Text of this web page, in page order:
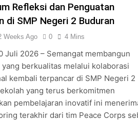
Refleksi dan Penguatan
di SMP Negeri 2 Buduran
Weeks Ago 0 4 Mins
Juli 2026 – Semangat membangun
berkualitas melalui kolaborasi
kembali terpancar di SMP Negeri 2
yang terus berkomitmen
pembelajaran inovatif ini
terakhir dari tim Peace Corps